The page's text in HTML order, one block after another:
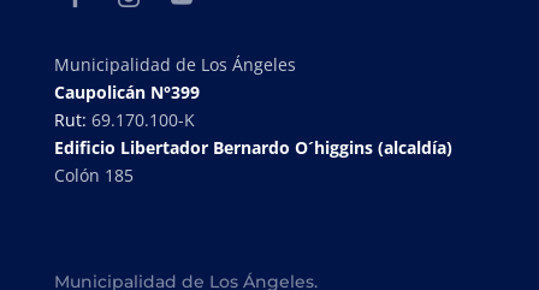
Municipalidad de Los Ángeles
Caupolicán N°399
Rut: 69.170.100-K
Edificio Libertador Bernardo O´higgins (alcaldía)
Colón 185
Municipalidad de Los Ángeles.